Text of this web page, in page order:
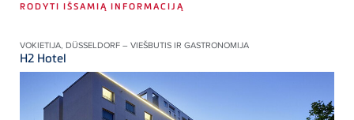
RODYTI IŠSAMIĄ INFORMACIJĄ
VOKIETIJA, DÜSSELDORF – VIEŠBUTIS IR GASTRONOMIJA
H2 Hotel